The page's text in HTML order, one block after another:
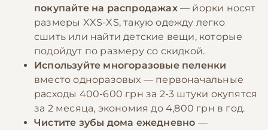
покупайте на распродажах— йорки носят
размеры XXS-XS, такую одежду легко
сшить или найти детские вещи, которые
подойдут по размеру со скидкой.
Используйте многоразовые пеленки
вместо одноразовых — первоначальные
расходы 400-600 грн за 2-3 штуки окупятся
за 2 месяца, экономия до 4,800 грн в год.
Чистите зубы дома ежедневно —